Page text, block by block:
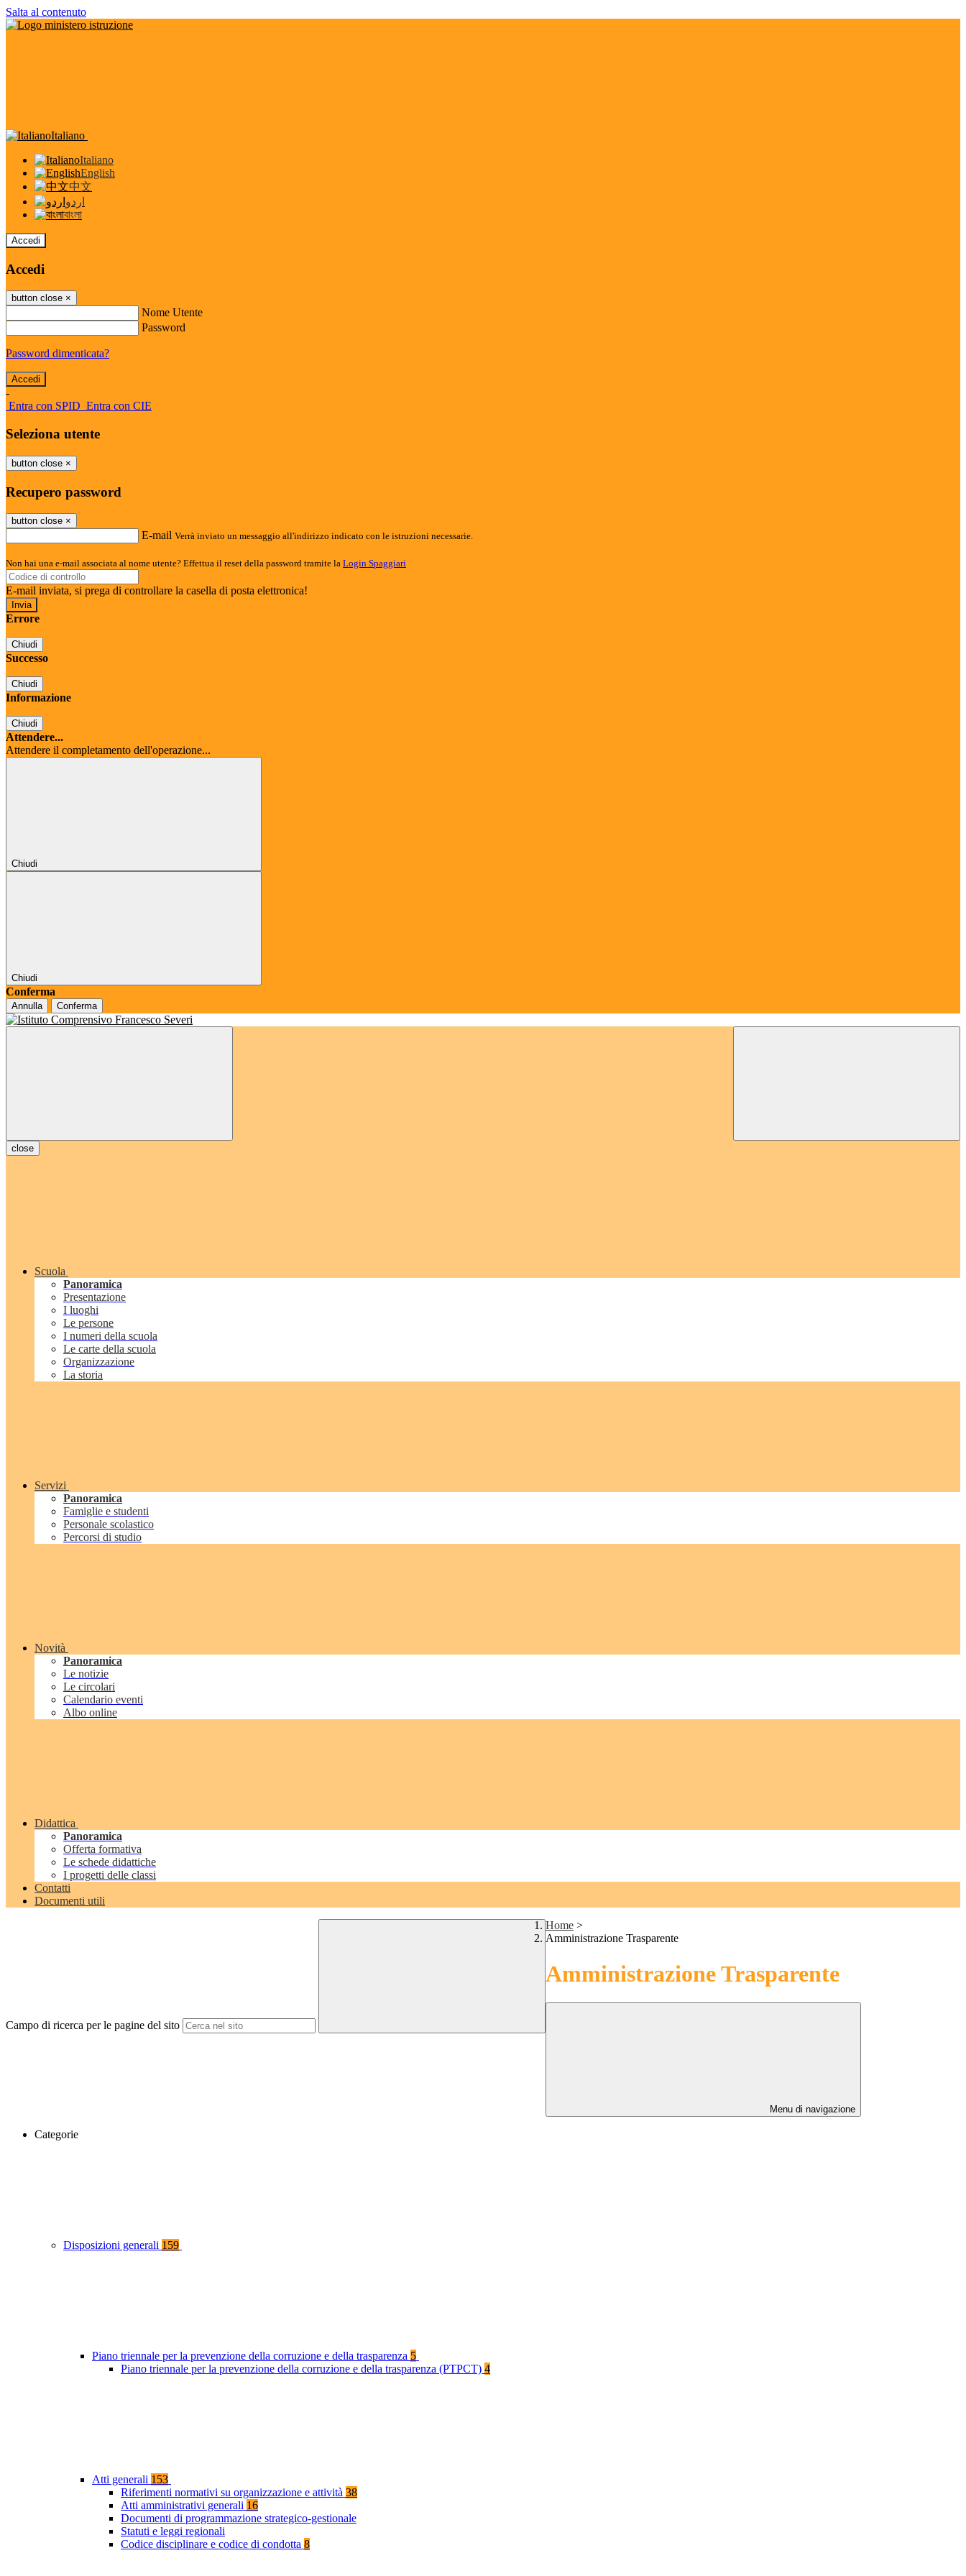
Salta al contenuto
Italiano
Italiano
English
中文
اردو
বাংলা
Accedi
Accedi
button close ×
Nome Utente
Password
Password dimenticata?
-
Entra con SPID Entra con CIE
Seleziona utente
button close ×
Recupero password
button close ×
E-mail Verrà inviato un messaggio all'indirizzo indicato con le istruzioni necessarie.
Non hai una e-mail associata al nome utente? Effettua il reset della password tramite la Login Spaggiari
E-mail inviata, si prega di controllare la casella di posta elettronica!
Errore
Chiudi
Successo
Chiudi
Informazione
Chiudi
Attendere...
Attendere il completamento dell'operazione...
Chiudi
Chiudi
Conferma
Annulla Conferma
close
Scuola
Panoramica
Presentazione
I luoghi
Le persone
I numeri della scuola
Le carte della scuola
Organizzazione
La storia
Servizi
Panoramica
Famiglie e studenti
Personale scolastico
Percorsi di studio
Novità
Panoramica
Le notizie
Le circolari
Calendario eventi
Albo online
Didattica
Panoramica
Offerta formativa
Le schede didattiche
I progetti delle classi
Contatti
Documenti utili
Campo di ricerca per le pagine del sito
Home >
Amministrazione Trasparente
Amministrazione Trasparente
Menu di navigazione
Categorie
Disposizioni generali 159
Piano triennale per la prevenzione della corruzione e della trasparenza 5
Piano triennale per la prevenzione della corruzione e della trasparenza (PTPCT) 4
Atti generali 153
Riferimenti normativi su organizzazione e attività 38
Atti amministrativi generali 16
Documenti di programmazione strategico-gestionale
Statuti e leggi regionali
Codice disciplinare e codice di condotta 8